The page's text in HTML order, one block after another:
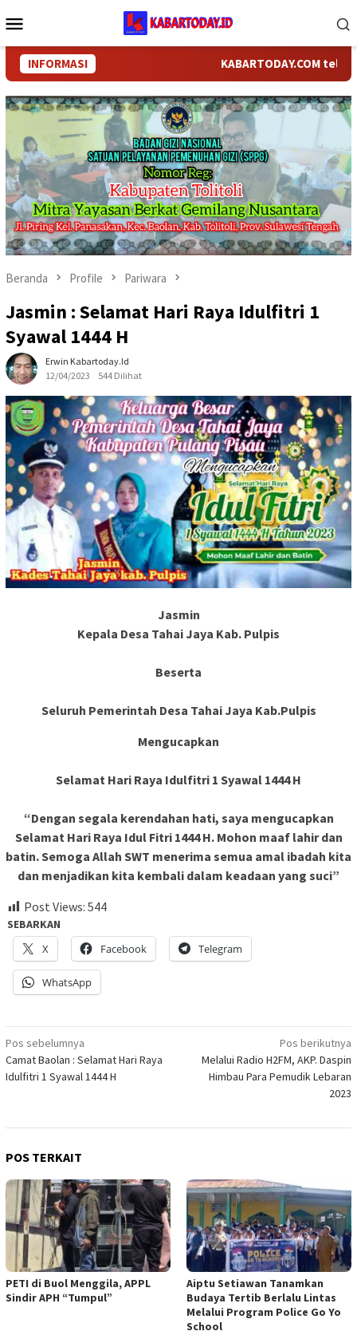
ke
Mobile
INFORMASI KABARTODAY.COM telah
Beranda Profile Pariwara
Jasmin : Selamat Hari Raya Idulfitri 1
Syawal 1444 H
Erwin Kabartoday.id
12/04/2023
544 Dilihat
Jasmin
Kepala Desa Tahai Jaya Kab. Pulpis
Beserta
Seluruh Pemerintah Desa Tahai Jaya Kab.Pulpis
Mengucapkan
Selamat Hari Raya Idulfitri 1 Syawal 1444 H
“Dengan segala kerendahan hati, saya mengucapkan
Selamat Hari Raya Idul Fitri 1444 H. Mohon maaf lahir dan
batin. Semoga Allah SWT menerima semua amal ibadah kita
dan menjadikan kita kembali dalam keadaan yang suci”
Post Views: 544
SEBARKAN
X
Facebook Telegram
WhatsApp
Navigasi
pos
Pos sebelumnya
Camat Baolan : Selamat Hari Raya
Idulfitri 1 Syawal 1444 H
Pos berikutnya
Melalui Radio H2FM, AKP. Daspin
Himbau Para Pemudik Lebaran
2023
POS TERKAIT
PETI di Buol Menggila, APPL
Sindir APH “Tumpul”
Aiptu Setiawan Tanamkan
Budaya Tertib Berlalu Lintas
Melalui Program Police Go Yo
School